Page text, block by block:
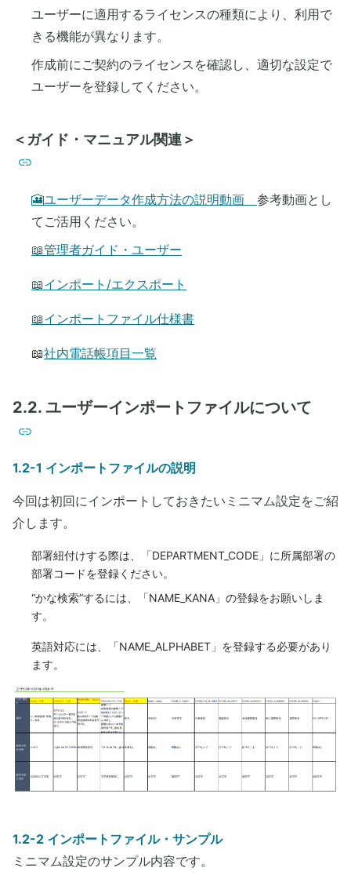
ユーザーに適用するライセンスの種類により、利用で
きる機能が異なります。
作成前にご契約のライセンスを確認し、適切な設定で
ユーザーを登録してください。
＜ガイド・マニュアル関連＞
🎦ユーザーデータ作成方法の説明動画 参考動画とし
てご活用ください。
📖管理者ガイド・ユーザー
📖インポート/エクスポート
📖インポートファイル仕様書
📖社内電話帳項目一覧
2.2. ユーザーインポートファイルについて
1.2-1 インポートファイルの説明
今回は初回にインポートしておきたいミニマム設定をご紹
介します。
部署紐付けする際は、「DEPARTMENT_CODE」に所属部署の
部署コードを登録ください。
“かな検索”するには、「NAME_KANA」の登録をお願いしま
す。
英語対応には、「NAME_ALPHABET」を登録する必要があり
ます。
1.2-2 インポートファイル・サンプル
ミニマム設定のサンプル内容です。